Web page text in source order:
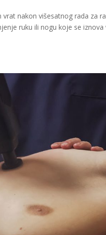
nakon višesatnog rada za
ruku ili nogu koje se